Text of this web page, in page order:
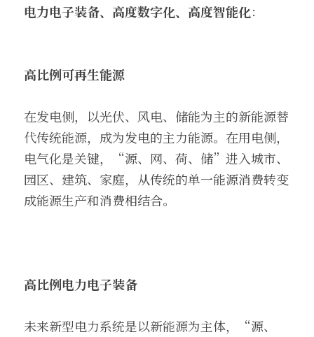
电力电子装备、高度数字化、高度智能化：
高比例可再生能源
在发电侧，以光伏、风电、储能为主的新能源替
代传统能源，成为发电的主力能源。在用电侧，
电气化是关键，“源、网、荷、储”进入城市、
园区、建筑、家庭，从传统的单一能源消费转变
成能源生产和消费相结合。
高比例电力电子装备
未来新型电力系统是以新能源为主体，“源、